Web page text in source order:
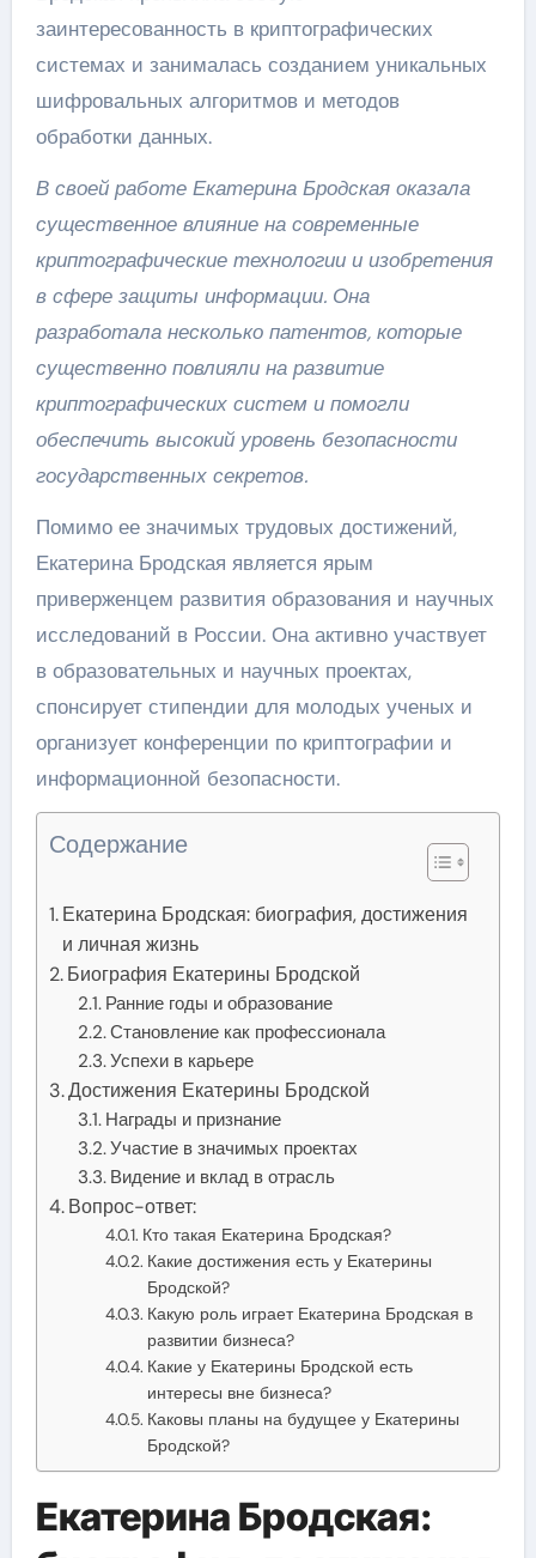
заинтересованность в криптографических
системах и занималась созданием уникальных
шифровальных алгоритмов и методов
обработки данных.
В своей работе Екатерина Бродская оказала
существенное влияние на современные
криптографические технологии и изобретения
в сфере защиты информации. Она
разработала несколько патентов, которые
существенно повлияли на развитие
криптографических систем и помогли
обеспечить высокий уровень безопасности
государственных секретов.
Помимо ее значимых трудовых достижений,
Екатерина Бродская является ярым
приверженцем развития образования и научных
исследований в России. Она активно участвует
в образовательных и научных проектах,
спонсирует стипендии для молодых ученых и
организует конференции по криптографии и
информационной безопасности.
Содержание
Екатерина Бродская: биография, достижения
и личная жизнь
Биография Екатерины Бродской
Ранние годы и образование
Становление как профессионала
Успехи в карьере
Достижения Екатерины Бродской
Награды и признание
Участие в значимых проектах
Видение и вклад в отрасль
Вопрос-ответ:
Кто такая Екатерина Бродская?
Какие достижения есть у Екатерины
Бродской?
Какую роль играет Екатерина Бродская в
развитии бизнеса?
Какие у Екатерины Бродской есть
интересы вне бизнеса?
Каковы планы на будущее у Екатерины
Бродской?
Екатерина Бродская: